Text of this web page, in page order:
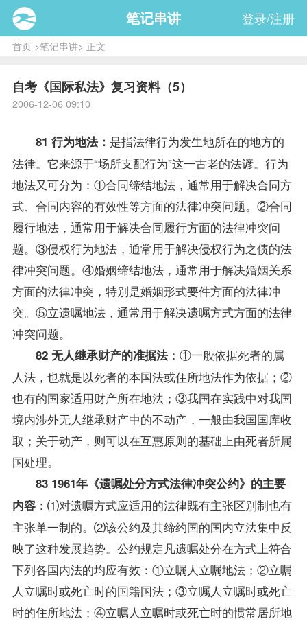
笔记串讲 登录/注册
首页>笔记串讲> 正文
自考《国际私法》复习资料（5）
2006-12-06 09:10
81 行为地法： 是指法律行为发生地所在的地方的
法律。它来源于“场所支配行为”这一古老的法谚。行为
地法又可分为：①合同缔结地法，通常用于解决合同方
式、合同内容的有效性等方面的法律冲突问题。②合同
履行地法，通常用于解决合同履行方面的法律冲突问
题。③侵权行为地法，通常用于解决侵权行为之债的法
律冲突问题。④婚姻缔结地法，通常用于解决婚姻关系
方面的法律冲突，特别是婚姻形式要件方面的法律冲
突。⑤立遗嘱地法，通常用于解决遗嘱方式方面的法律
冲突问题。
82 无人继承财产的准据法：①一般依据死者的属
人法，也就是以死者的本国法或住所地法作为依据；②
也有的国家适用财产所在地法；③我国在实践中对我国
境内涉外无人继承财产中的不动产，一般由我国国库收
取；关于动产，则可以在互惠原则的基础上由死者所属
国处理。
83 1961年《遗嘱处分方式法律冲突公约》的主要
内容：⑴对遗嘱方式应适用的法律既有主张区别制也有
主张单一制的。⑵该公约及其缔约国的国内立法集中反
映了这种发展趋势。公约规定凡遗嘱处分在方式上符合
下列各国内法的均应有效：①立嘱人立嘱地法；②立嘱
人立嘱时或死亡时的国籍国法；③立嘱人立嘱时或死亡
时的住所地法；④立嘱人立嘱时或死亡时的惯常居所地